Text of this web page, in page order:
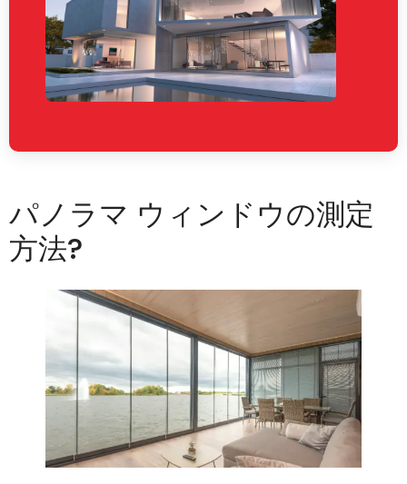
パノラマ ウィンドウの測定
方法?